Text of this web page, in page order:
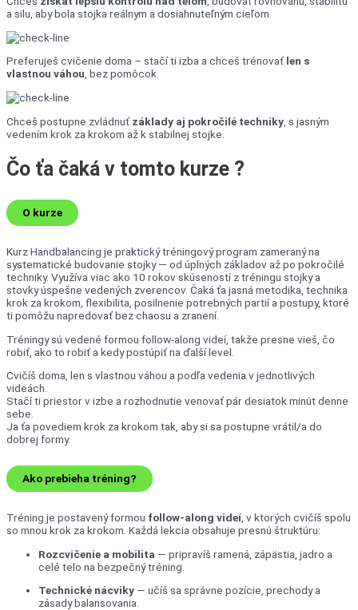
a silu, aby bola stojka reálnym a dosiahnuteľným cieľom.
Preferuješ cvičenie doma – stačí ti izba a chceš trénovať len s
vlastnou váhou, bez pomôcok.
Chceš postupne zvládnuť základy aj pokročilé techniky , s jasným
vedením krok za krokom až k stabilnej stojke.
Čo ťa čaká v tomto kurze ?
O kurze
Kurz Handbalancing je praktický tréningový program zameraný na
systematické budovanie stojky — od úplných základov až po pokročilé
techniky. Využíva viac ako 10 rokov skúseností z tréningu stojky a
stovky úspešne vedených zverencov. Čaká ťa jasná metodika, technika
krok za krokom, flexibilita, posilnenie potrebných partií a postupy, ktoré
ti pomôžu napredovať bez chaosu a zranení.
Tréningy sú vedené formou follow-along videí, takže presne vieš, čo
robiť, ako to robiť a kedy postúpiť na ďalší level.
Cvičíš doma, len s vlastnou váhou a podľa vedenia v jednotlivých
videách.
Stačí ti priestor v izbe a rozhodnutie venovať pár desiatok minút denne
sebe.
Ja ťa povediem krok za krokom tak, aby si sa postupne vrátil/a do
dobrej formy.
Ako prebieha tréning?
Tréning je postavený formou follow-along videí , v ktorých cvičíš spolu
so mnou krok za krokom. Každá lekcia obsahuje presnú štruktúru:
Rozcvičenie a mobilita — pripravíš ramená, zápästia, jadro a
celé telo na bezpečný tréning.
Technické nácviky — učíš sa správne pozície, prechody a
zásady balansovania.